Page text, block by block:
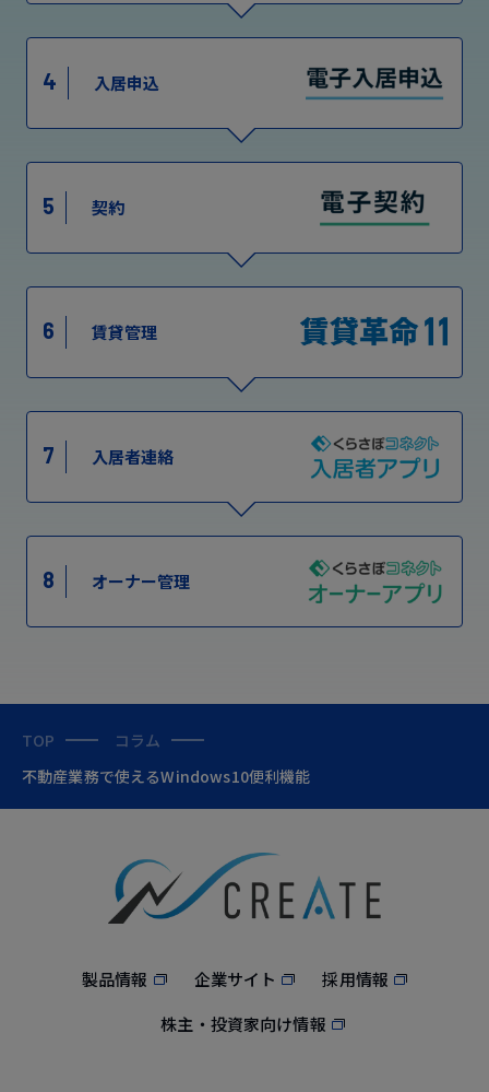
4 入居申込
5 契約
6 賃貸管理
7 入居者連絡
8 オーナー管理
TOP
コラム
不動産業務で使えるWindows10便利機能
製品情報 企業サイト
採用情報
株主・投資家向け情報